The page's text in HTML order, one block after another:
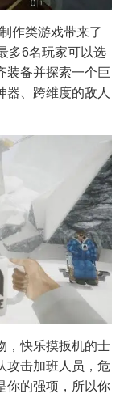
作类游戏带来了
多6名玩家可以选
装备并探索一个巨
器、跨维度的敌人
，快乐摸扳机的士
攻击加班人员，危
你的强项，所以你